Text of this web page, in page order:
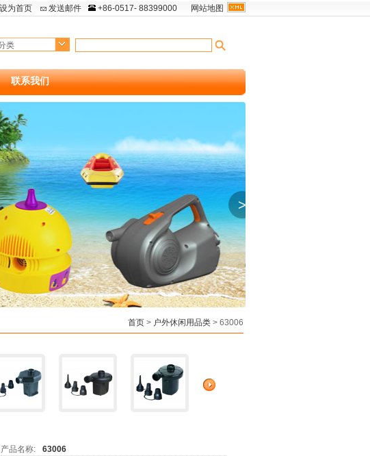
网站地图
+86-0517- 88399000
发送邮件
设为首页
联系我们
>
首页 > 户外休闲用品类 > 63006
产品名称:
63006